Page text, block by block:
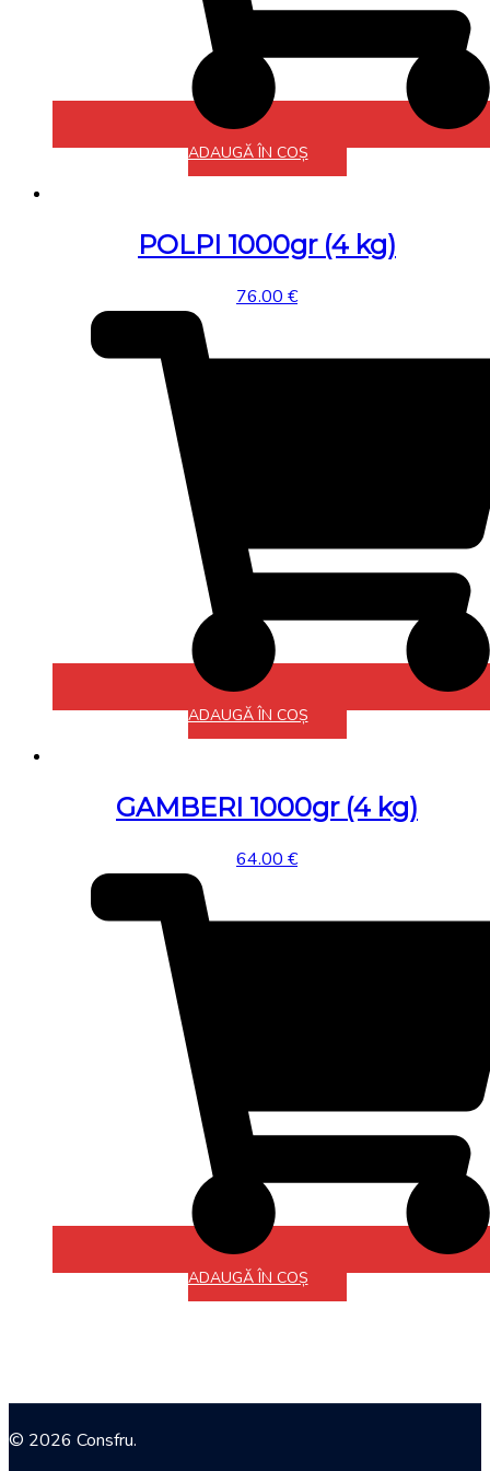
ADAUGĂ ÎN COȘ
POLPI 1000gr (4 kg)
76.00 €
ADAUGĂ ÎN COȘ
GAMBERI 1000gr (4 kg)
64.00 €
ADAUGĂ ÎN COȘ
© 2026 Consfru.